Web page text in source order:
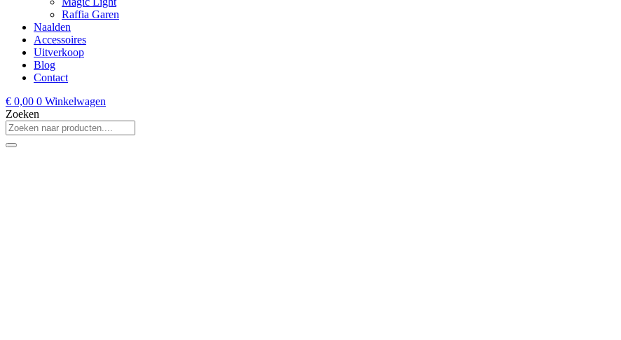
Raffia Garen
Naalden
Accessoires
Uitverkoop
Blog
Contact
€ 0,00 0 Winkelwagen
Zoeken